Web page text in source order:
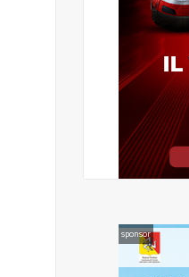
sponsor